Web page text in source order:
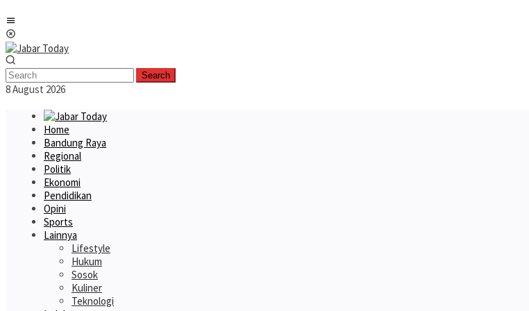
to
content
Search
8 August 2026
Home
Bandung Raya
Regional
Politik
Ekonomi
Pendidikan
Opini
Sports
Lainnya
Lifestyle
Hukum
Sosok
Kuliner
Teknologi